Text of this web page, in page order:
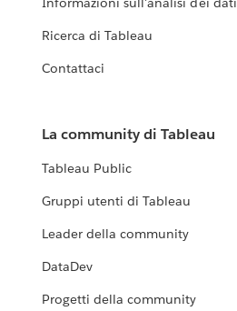
Ricerca di Tableau
Contattaci
La community di Tableau
Tableau Public
Gruppi utenti di Tableau
Leader della community
DataDev
Progetti della community